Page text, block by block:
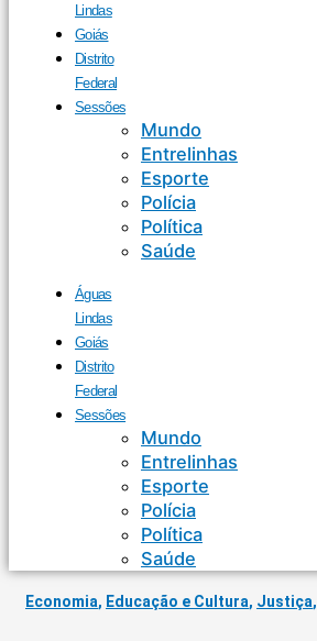
Lindas
Goiás
Distrito
Federal
Sessões
Mundo
Entrelinhas
Esporte
Polícia
Política
Saúde
Águas
Lindas
Goiás
Distrito
Federal
Sessões
Mundo
Entrelinhas
Esporte
Polícia
Política
Saúde
Economia, Educação e Cultura, Justiça,